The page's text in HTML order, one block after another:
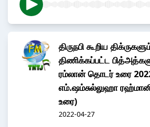
திருநபி கூறிய
திணிக்கப்பட்ட
ரம்லான் தொடர் உரை
எம்.ஷம்சுல்லுஹா
உரை)
2022-04-27